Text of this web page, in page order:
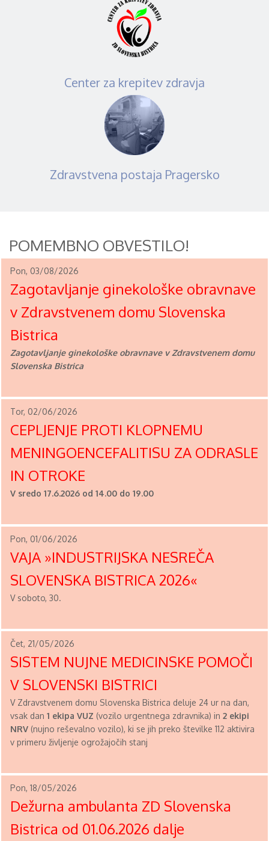
Center za krepitev zdravja
Zdravstvena postaja Pragersko
POMEMBNO OBVESTILO!
Pon, 03/08/2026
Zagotavljanje ginekološke obravnave
v Zdravstvenem domu Slovenska
Bistrica
Zagotavljanje ginekološke obravnave v Zdravstvenem domu
Slovenska Bistrica
Tor, 02/06/2026
CEPLJENJE PROTI KLOPNEMU
MENINGOENCEFALITISU ZA ODRASLE
IN OTROKE
V sredo 17.6.2026 od 14.00 do 19.00
Pon, 01/06/2026
VAJA »INDUSTRIJSKA NESREČA
SLOVENSKA BISTRICA 2026«
V soboto, 30.
Čet, 21/05/2026
SISTEM NUJNE MEDICINSKE POMOČI
V SLOVENSKI BISTRICI
V Zdravstvenem domu Slovenska Bistrica deluje 24 ur na dan,
vsak dan 1 ekipa VUZ (vozilo urgentnega zdravnika) in 2 ekipi
NRV (nujno reševalno vozilo), ki se jih preko številke 112 aktivira
v primeru življenje ogrožajočih stanj
Pon, 18/05/2026
Dežurna ambulanta ZD Slovenska
Bistrica od 01.06.2026 dalje